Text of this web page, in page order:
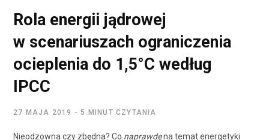
Rola energii jądrowej
w scenariuszach ograniczenia
ocieplenia do 1,5°C według
IPCC
27 MAJA 2019 5 MINUT CZYTANIA
Nieodzowna czy zbędna? Co naprawdęna temat energetyki